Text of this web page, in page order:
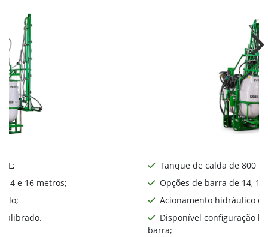
L;
14 e 16 metros;
Tanque de calda de 800 L;
Opções de barra de 14,
Acionamento hidráulico
Disponível configuração
barra;